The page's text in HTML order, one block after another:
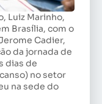
Luiz Marinho,
Brasília, com o
Cadier,
da jornada de
dias de
no setor
na sede do